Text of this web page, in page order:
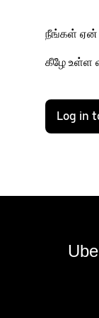
நீங்கள் ஏன்
கீழே உள்ள
Log in